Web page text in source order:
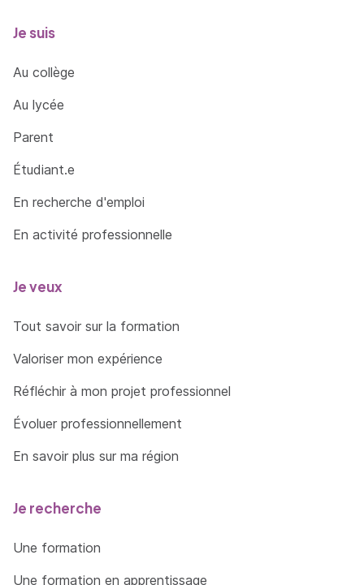
Je suis
Au collège
Au lycée
Parent
Étudiant.e
En recherche d'emploi
En activité professionnelle
Je veux
Tout savoir sur la formation
Valoriser mon expérience
Réfléchir à mon projet professionnel
Évoluer professionnellement
En savoir plus sur ma région
Je recherche
Une formation
Une formation en apprentissage